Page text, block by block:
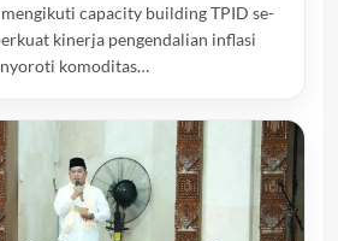
capacity building TPID se-
kinerja pengendalian inflasi
komoditas…